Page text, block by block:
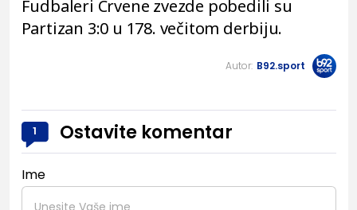
Fudbaleri Crvene zvezde pobedili su
Partizan 3:0 u 178. večitom derbiju.
Autor: B92.sport
1 Ostavite komentar
Ime